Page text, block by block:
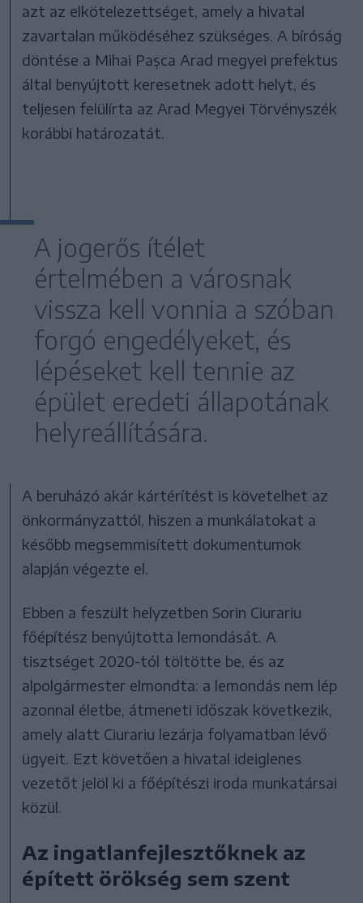
azt az elkötelezettséget, amely a hivatal
zavartalan működéséhez szükséges. A bíróság
döntése a Mihai Pașca Arad megyei prefektus
által benyújtott keresetnek adott helyt, és
teljesen felülírta az Arad Megyei Törvényszék
korábbi határozatát.
A jogerős ítélet
értelmében a városnak
vissza kell vonnia a szóban
forgó engedélyeket, és
lépéseket kell tennie az
épület eredeti állapotának
helyreállítására.
A beruházó akár kártérítést is követelhet az
önkormányzattól, hiszen a munkálatokat a
később megsemmisített dokumentumok
alapján végezte el.
Ebben a feszült helyzetben Sorin Ciurariu
főépítész benyújtotta lemondását. A
tisztséget 2020-tól töltötte be, és az
alpolgármester elmondta: a lemondás nem lép
azonnal életbe, átmeneti időszak következik,
amely alatt Ciurariu lezárja folyamatban lévő
ügyeit. Ezt követően a hivatal ideiglenes
vezetőt jelöl ki a főépítészi iroda munkatársai
közül.
Az ingatlanfejlesztőknek az
épített örökség sem szent